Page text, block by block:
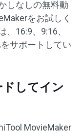
しなしの無料動
をお試しく
16:9、9:16、
サポートしてい
してイン
MovieMaker